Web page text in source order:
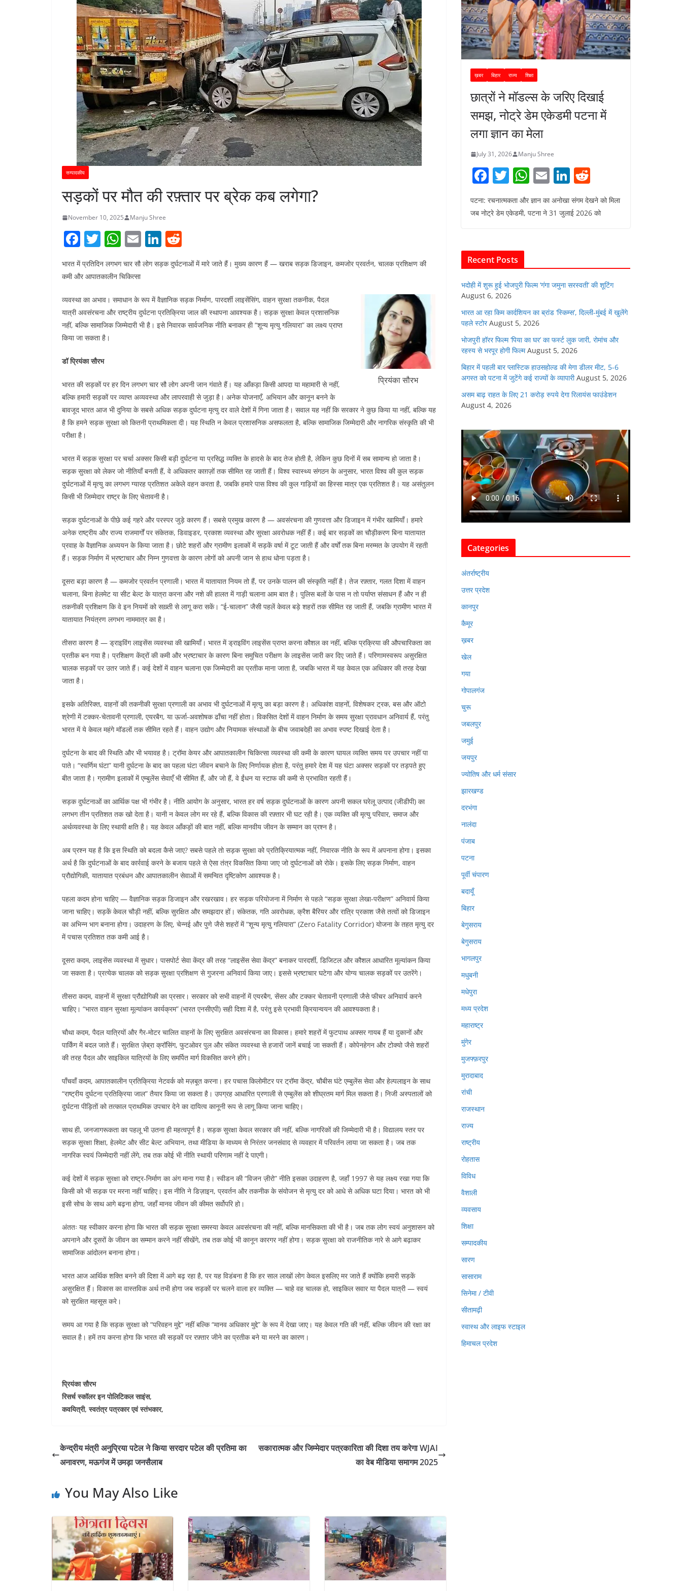
सम्पादकीय
सड़कों पर मौत की रफ़्तार पर ब्रेक कब लगेगा?
November 10, 2025 Manju Shree
F
c
b
o
o
k
T
itt
W
at
A
p
E
m
ai
Li
k
dI
n
d
t
भारत में प्रतिदिन लगभग चार सौ लोग सड़क दुर्घटनाओं में मारे जाते हैं। मुख्य कारण हैं — खराब सड़क डिजाइन, कमजोर प्रवर्तन, चालक प्रशिक्षण की
कमी और आपातकालीन चिकित्सा
प्रियंका सौरभ
व्यवस्था का अभाव। समाधान के रूप में वैज्ञानिक सड़क निर्माण, पारदर्शी लाइसेंसिंग, वाहन सुरक्षा तकनीक, पैदल
यात्री अवसंरचना और राष्ट्रीय दुर्घटना प्रतिक्रिया जाल की स्थापना आवश्यक है। सड़क सुरक्षा केवल प्रशासनिक
नहीं, बल्कि सामाजिक जिम्मेदारी भी है। इसे निवारक सार्वजनिक नीति बनाकर ही “शून्य मृत्यु गलियारा” का लक्ष्य प्राप्त
किया जा सकता है।
डॉ प्रियंका सौरभ
भारत की सड़कों पर हर दिन लगभग चार सौ लोग अपनी जान गंवाते हैं। यह आँकड़ा किसी आपदा या महामारी से नहीं,
बल्कि हमारी सड़कों पर व्याप्त अव्यवस्था और लापरवाही से जुड़ा है। अनेक योजनाएँ, अभियान और कानून बनने के
बावजूद भारत आज भी दुनिया के सबसे अधिक सड़क दुर्घटना मृत्यु दर वाले देशों में गिना जाता है। सवाल यह नहीं कि सरकार ने कुछ किया या नहीं, बल्कि यह
है कि हमने सड़क सुरक्षा को कितनी प्राथमिकता दी। यह स्थिति न केवल प्रशासनिक असफलता है, बल्कि सामाजिक जिम्मेदारी और नागरिक संस्कृति की भी
परीक्षा है।
भारत में सड़क सुरक्षा पर चर्चा अक्सर किसी बड़ी दुर्घटना या प्रसिद्ध व्यक्ति के हादसे के बाद तेज होती है, लेकिन कुछ दिनों में सब सामान्य हो जाता है।
सड़क सुरक्षा को लेकर जो नीतियाँ बनती हैं, वे अधिकतर काग़ज़ों तक सीमित रह जाती हैं। विश्व स्वास्थ्य संगठन के अनुसार, भारत विश्व की कुल सड़क
दुर्घटनाओं में मृत्यु का लगभग ग्यारह प्रतिशत अकेले वहन करता है, जबकि हमारे पास विश्व की कुल गाड़ियों का हिस्सा मात्र एक प्रतिशत है। यह असंतुलन
किसी भी जिम्मेदार राष्ट्र के लिए चेतावनी है।
सड़क दुर्घटनाओं के पीछे कई गहरे और परस्पर जुड़े कारण हैं। सबसे प्रमुख कारण है — अवसंरचना की गुणवत्ता और डिजाइन में गंभीर खामियाँ। हमारे
अनेक राष्ट्रीय और राज्य राजमार्गों पर संकेतक, डिवाइडर, प्रकाश व्यवस्था और सुरक्षा अवरोधक नहीं हैं। कई बार सड़कों का चौड़ीकरण बिना यातायात
प्रवाह के वैज्ञानिक अध्ययन के किया जाता है। छोटे शहरों और ग्रामीण इलाकों में सड़कें वर्षा में टूट जाती हैं और वर्षों तक बिना मरम्मत के उपयोग में रहती
हैं। सड़क निर्माण में भ्रष्टाचार और निम्न गुणवत्ता के कारण लोगों को अपनी जान से हाथ धोना पड़ता है।
दूसरा बड़ा कारण है — कमजोर प्रवर्तन प्रणाली। भारत में यातायात नियम तो हैं, पर उनके पालन की संस्कृति नहीं है। तेज रफ़्तार, गलत दिशा में वाहन
चलाना, बिना हेलमेट या सीट बेल्ट के यात्रा करना और नशे की हालत में गाड़ी चलाना आम बात है। पुलिस बलों के पास न तो पर्याप्त संसाधन हैं और न ही
तकनीकी प्रशिक्षण कि वे इन नियमों को सख़्ती से लागू करा सकें। “ई-चालान” जैसी पहलें केवल बड़े शहरों तक सीमित रह जाती हैं, जबकि ग्रामीण भारत में
यातायात नियंत्रण लगभग नाममात्र का है।
तीसरा कारण है — ड्राइविंग लाइसेंस व्यवस्था की खामियाँ। भारत में ड्राइविंग लाइसेंस प्राप्त करना कौशल का नहीं, बल्कि प्रक्रिया की औपचारिकता का
प्रतीक बन गया है। प्रशिक्षण केंद्रों की कमी और भ्रष्टाचार के कारण बिना समुचित परीक्षण के लाइसेंस जारी कर दिए जाते हैं। परिणामस्वरूप असुरक्षित
चालक सड़कों पर उतर जाते हैं। कई देशों में वाहन चलाना एक जिम्मेदारी का प्रतीक माना जाता है, जबकि भारत में यह केवल एक अधिकार की तरह देखा
जाता है।
इसके अतिरिक्त, वाहनों की तकनीकी सुरक्षा प्रणाली का अभाव भी दुर्घटनाओं में मृत्यु का बड़ा कारण है। अधिकांश वाहनों, विशेषकर ट्रक, बस और ऑटो
श्रेणी में टक्कर-चेतावनी प्रणाली, एयरबैग, या ऊर्जा-अवशोषक ढाँचा नहीं होता। विकसित देशों में वाहन निर्माण के समय सुरक्षा प्रावधान अनिवार्य हैं, परंतु
भारत में ये केवल महंगे मॉडलों तक सीमित रहते हैं। वाहन उद्योग और नियामक संस्थाओं के बीच जवाबदेही का अभाव स्पष्ट दिखाई देता है।
दुर्घटना के बाद की स्थिति और भी भयावह है। ट्रॉमा केयर और आपातकालीन चिकित्सा व्यवस्था की कमी के कारण घायल व्यक्ति समय पर उपचार नहीं पा
पाते। “स्वर्णिम घंटा” यानी दुर्घटना के बाद का पहला घंटा जीवन बचाने के लिए निर्णायक होता है, परंतु हमारे देश में यह घंटा अक्सर सड़कों पर तड़पते हुए
बीत जाता है। ग्रामीण इलाकों में एम्बुलेंस सेवाएँ भी सीमित हैं, और जो हैं, वे ईंधन या स्टाफ की कमी से प्रभावित रहती हैं।
सड़क दुर्घटनाओं का आर्थिक पक्ष भी गंभीर है। नीति आयोग के अनुसार, भारत हर वर्ष सड़क दुर्घटनाओं के कारण अपनी सकल घरेलू उत्पाद (जीडीपी) का
लगभग तीन प्रतिशत तक खो देता है। यानी न केवल लोग मर रहे हैं, बल्कि विकास की रफ़्तार भी घट रही है। एक व्यक्ति की मृत्यु परिवार, समाज और
अर्थव्यवस्था के लिए स्थायी क्षति है। यह केवल आँकड़ों की बात नहीं, बल्कि मानवीय जीवन के सम्मान का प्रश्न है।
अब प्रश्न यह है कि इस स्थिति को बदला कैसे जाए? सबसे पहले तो सड़क सुरक्षा को प्रतिक्रियात्मक नहीं, निवारक नीति के रूप में अपनाना होगा। इसका
अर्थ है कि दुर्घटनाओं के बाद कार्रवाई करने के बजाय पहले से ऐसा तंत्र विकसित किया जाए जो दुर्घटनाओं को रोके। इसके लिए सड़क निर्माण, वाहन
प्रौद्योगिकी, यातायात प्रबंधन और आपातकालीन सेवाओं में समन्वित दृष्टिकोण आवश्यक है।
पहला कदम होना चाहिए — वैज्ञानिक सड़क डिजाइन और रखरखाव। हर सड़क परियोजना में निर्माण से पहले “सड़क सुरक्षा लेखा-परीक्षण” अनिवार्य किया
जाना चाहिए। सड़कें केवल चौड़ी नहीं, बल्कि सुरक्षित और समझदार हों। संकेतक, गति अवरोधक, क्रैश बैरियर और रात्रि प्रकाश जैसे तत्वों को डिजाइन
का अभिन्न भाग बनाना होगा। उदाहरण के लिए, चेन्नई और पुणे जैसे शहरों में “शून्य मृत्यु गलियारा” (Zero Fatality Corridor) योजना के तहत मृत्यु दर
में पचास प्रतिशत तक कमी आई है।
दूसरा कदम, लाइसेंस व्यवस्था में सुधार। पासपोर्ट सेवा केंद्र की तरह “लाइसेंस सेवा केंद्र” बनाकर पारदर्शी, डिजिटल और कौशल आधारित मूल्यांकन किया
जा सकता है। प्रत्येक चालक को सड़क सुरक्षा प्रशिक्षण से गुजरना अनिवार्य किया जाए। इससे भ्रष्टाचार घटेगा और योग्य चालक सड़कों पर उतरेंगे।
तीसरा कदम, वाहनों में सुरक्षा प्रौद्योगिकी का प्रसार। सरकार को सभी वाहनों में एयरबैग, सेंसर और टक्कर चेतावनी प्रणाली जैसे फीचर अनिवार्य करने
चाहिए। “भारत वाहन सुरक्षा मूल्यांकन कार्यक्रम” (भारत एनसीएपी) सही दिशा में है, परंतु इसे प्रभावी क्रियान्वयन की आवश्यकता है।
चौथा कदम, पैदल यात्रियों और गैर-मोटर चालित वाहनों के लिए सुरक्षित अवसंरचना का विकास। हमारे शहरों में फुटपाथ अक्सर गायब हैं या दुकानों और
पार्किंग में बदल जाते हैं। सुरक्षित ज़ेब्रा क्रॉसिंग, फुटओवर पुल और संकेत व्यवस्था से हजारों जानें बचाई जा सकती हैं। कोपेनहेगन और टोक्यो जैसे शहरों
की तरह पैदल और साइकिल यात्रियों के लिए समर्पित मार्ग विकसित करने होंगे।
पाँचवाँ कदम, आपातकालीन प्रतिक्रिया नेटवर्क को मज़बूत करना। हर पचास किलोमीटर पर ट्रॉमा केंद्र, चौबीस घंटे एम्बुलेंस सेवा और हेल्पलाइन के साथ
“राष्ट्रीय दुर्घटना प्रतिक्रिया जाल” तैयार किया जा सकता है। उपग्रह आधारित प्रणाली से एम्बुलेंस को शीघ्रतम मार्ग मिल सकता है। निजी अस्पतालों को
दुर्घटना पीड़ितों को तत्काल प्राथमिक उपचार देने का दायित्व कानूनी रूप से लागू किया जाना चाहिए।
साथ ही, जनजागरूकता का पहलू भी उतना ही महत्वपूर्ण है। सड़क सुरक्षा केवल सरकार की नहीं, बल्कि नागरिकों की जिम्मेदारी भी है। विद्यालय स्तर पर
सड़क सुरक्षा शिक्षा, हेलमेट और सीट बेल्ट अभियान, तथा मीडिया के माध्यम से निरंतर जनसंवाद से व्यवहार में परिवर्तन लाया जा सकता है। जब तक
नागरिक स्वयं जिम्मेदारी नहीं लेंगे, तब तक कोई भी नीति स्थायी परिणाम नहीं दे पाएगी।
कई देशों में सड़क सुरक्षा को राष्ट्र-निर्माण का अंग माना गया है। स्वीडन की “विजन ज़ीरो” नीति इसका उदाहरण है, जहाँ 1997 से यह लक्ष्य रखा गया कि
किसी को भी सड़क पर मरना नहीं चाहिए। इस नीति ने डिज़ाइन, प्रवर्तन और तकनीक के संयोजन से मृत्यु दर को आधे से अधिक घटा दिया। भारत को भी
इसी सोच के साथ आगे बढ़ना होगा, जहाँ मानव जीवन की कीमत सर्वोपरि हो।
अंततः यह स्वीकार करना होगा कि भारत की सड़क सुरक्षा समस्या केवल अवसंरचना की नहीं, बल्कि मानसिकता की भी है। जब तक लोग स्वयं अनुशासन को
अपनाने और दूसरों के जीवन का सम्मान करने नहीं सीखेंगे, तब तक कोई भी कानून कारगर नहीं होगा। सड़क सुरक्षा को राजनीतिक नारे से आगे बढ़ाकर
सामाजिक आंदोलन बनाना होगा।
भारत आज आर्थिक शक्ति बनने की दिशा में आगे बढ़ रहा है, पर यह विडंबना है कि हर साल लाखों लोग केवल इसलिए मर जाते हैं क्योंकि हमारी सड़कें
असुरक्षित हैं। विकास का वास्तविक अर्थ तभी होगा जब सड़कों पर चलने वाला हर व्यक्ति — चाहे वह चालक हो, साइकिल सवार या पैदल यात्री — स्वयं
को सुरक्षित महसूस करे।
समय आ गया है कि सड़क सुरक्षा को “परिवहन मुद्दे” नहीं बल्कि “मानव अधिकार मुद्दे” के रूप में देखा जाए। यह केवल गति की नहीं, बल्कि जीवन की रक्षा का
सवाल है। हमें तय करना होगा कि भारत की सड़कों पर रफ़्तार जीने का प्रतीक बने या मरने का कारण।
प्रियंका सौरभ
रिसर्च स्कॉलर इन पोलिटिकल साइंस,
कवयित्री, स्वतंत्र पत्रकार एवं स्तंभकार,
केन्द्रीय मंत्री अनुप्रिया पटेल ने किया सरदार पटेल की प्रतिमा का
अनावरण, मऊगंज में उमड़ा जनसैलाब
सकारात्मक और जिम्मेदार पत्रकारिता की दिशा तय करेगा WJAI
का वेब मीडिया समागम 2025
You May Also Like
ख़बर बिहार राज्य शिक्षा
छात्रों ने मॉडल्स के जरिए दिखाई
समझ, नोट्रे डेम एकेडमी पटना में
लगा ज्ञान का मेला
July 31, 2026 Manju Shree
F
c
e
o
o
k
T
itt
W
at
p
E
m
ai
Li
n
k
e
e
d
पटना: रचनात्मकता और ज्ञान का अनोखा संगम देखने को मिला
जब नोट्रे डेम एकेडमी, पटना ने 31 जुलाई 2026 को
Recent Posts
भदोही में शुरू हुई भोजपुरी फिल्म ‘गंगा जमुना सरस्वती’ की शूटिंग
August 6, 2026
भारत आ रहा किम कार्दशियन का ब्रांड ‘स्किम्स’, दिल्ली-मुंबई में खुलेंगे
पहले स्टोर August 5, 2026
भोजपुरी हॉरर फिल्म ‘पिया का घर’ का फर्स्ट लुक जारी, रोमांच और
रहस्य से भरपूर होगी फिल्म August 5, 2026
बिहार में पहली बार प्लास्टिक हाउसहोल्ड की मेगा डीलर मीट, 5-6
अगस्त को पटना में जुटेंगे कई राज्यों के व्यापारी August 5, 2026
असम बाढ़ राहत के लिए 21 करोड़ रुपये देगा रिलायंस फाउंडेशन
August 4, 2026
Categories
अंतर्राष्ट्रीय
उत्तर प्रदेश
कानपुर
कैमूर
ख़बर
खेल
गया
गोपालगंज
चुरू
जबलपुर
जमुई
जयपुर
ज्योतिष और धर्म संसार
झारखण्ड
दरभंगा
नालंदा
पंजाब
पटना
पूर्वी चंपारण
बदायूँ
बिहार
बेगुसराय
बेगुसराय
भागलपुर
मधुबनी
मधेपुरा
मध्य प्रदेश
महाराष्ट्र
मुंगेर
मुजफ्फ़रपुर
मुरादाबाद
रांची
राजस्थान
राज्य
राष्ट्रीय
रोहतास
विविध
वैशाली
व्यवसाय
शिक्षा
सम्पादकीय
सारण
सासाराम
सिनेमा / टीवी
सीतामढ़ी
स्वास्थ और लाइफ स्टाइल
हिमाचल प्रदेश